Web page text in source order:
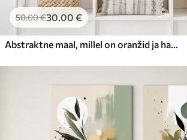
50.00€30.00 €
Abstraktne maal, millel on oranžid ja hallid ringid, lehed ja oksad, modernne stiil, akvarelliefekt